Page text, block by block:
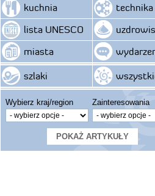
kuchnia
lista UNESCO
miasta
szlaki
technika
Wybierz kraj/region Zainteresowania